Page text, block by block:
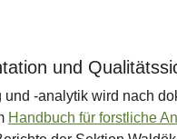
und
-analytik wird nach
Handbuch für forstliche